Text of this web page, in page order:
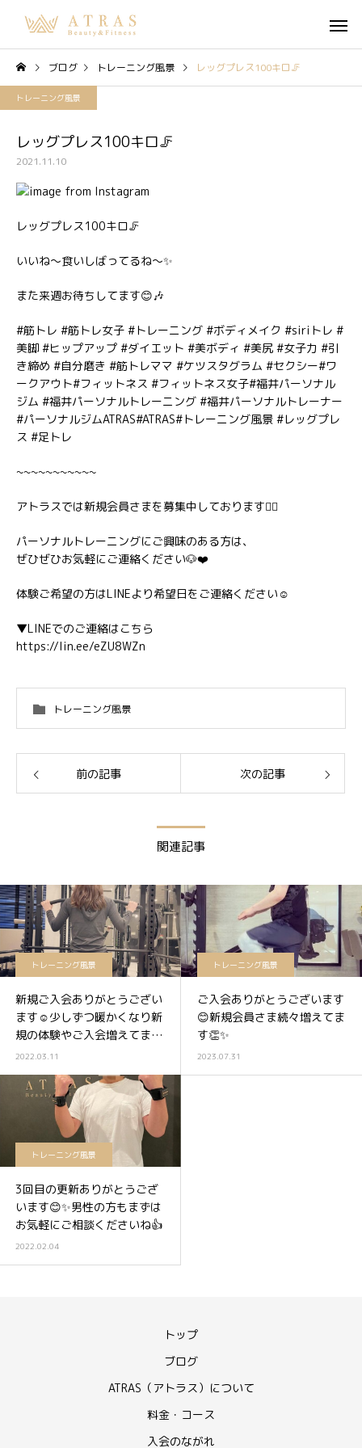
ブログ トレーニング風景 レッグプレス100キロ🦵
トレーニング風景
レッグプレス100キロ🦵
2021.11.10
レッグプレス100キロ🦵
いいね〜食いしばってるね〜✨
また来週お待ちしてます😊🎶
#筋トレ #筋トレ女子 #トレーニング #ボディメイク #siriトレ #
美脚 #ヒップアップ #ダイエット #美ボディ #美尻 #女子力 #引
き締め #自分磨き #筋トレママ #ケツスタグラム #セクシー#ワ
ークアウト#フィットネス #フィットネス女子#福井パーソナル
ジム #福井パーソナルトレーニング #福井パーソナルトレーナー
#パーソナルジムATRAS#ATRAS#トレーニング風景 #レッグプレ
ス #足トレ
~~~~~~~~~~~
アトラスでは新規会員さまを募集中しております🏋️‍♂️
パーソナルトレーニングにご興味のある方は、
ぜひぜひお気軽にご連絡ください🐶❤️
体験ご希望の方はLINEより希望日をご連絡ください☺️
▼LINEでのご連絡はこちら
https://lin.ee/eZU8WZn
トレーニング風景
前の記事 次の記事
関連記事
トレーニング風景
新規ご入会ありがとうござい
ます☺️少しずつ暖かくなり新
規の体験やご入会増えてます
☀️✨
2022.03.11
トレーニング風景
ご入会ありがとうございます
😊新規会員さま続々増えてま
す👏✨
2023.07.31
トレーニング風景
3回目の更新ありがとうござ
います😊✨男性の方もまずは
お気軽にご相談くださいね👍
2022.02.04
トップ
ブログ
ATRAS（アトラス）について
料金・コース
入会のながれ